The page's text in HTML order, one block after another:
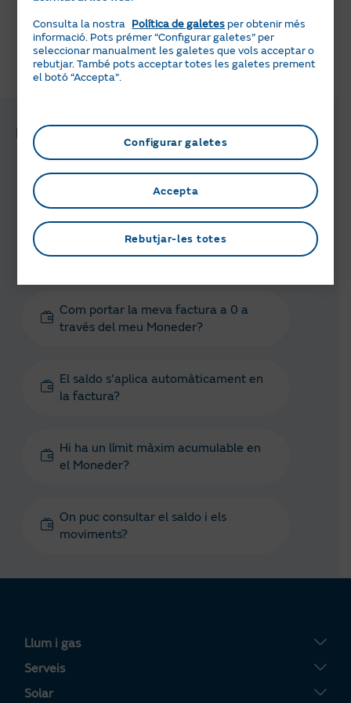
T'ha semblat útil aquesta informació?
Preguntes i gestions relacionades
Com puc acumular saldo en el
Moneder?
Com portar la meva factura a 0 a
través del meu Moneder?
El saldo s'aplica automàticament en
la factura?
Hi ha un límit màxim acumulable en
el Moneder?
On puc consultar el saldo i els
moviments?
Llum i gas
Tarifa Plana
Tarifa Por Uso
Serveis
Servigas
Solar
Consulta la nostra Política de galetes per obtenir més
informació. Pots prémer “Configurar galetes” per
seleccionar manualment les galetes que vols acceptar o
rebutjar. També pots acceptar totes les galetes prement
el botó “Accepta”.
Configurar galetes
Rebutjar-les totes
Accepta